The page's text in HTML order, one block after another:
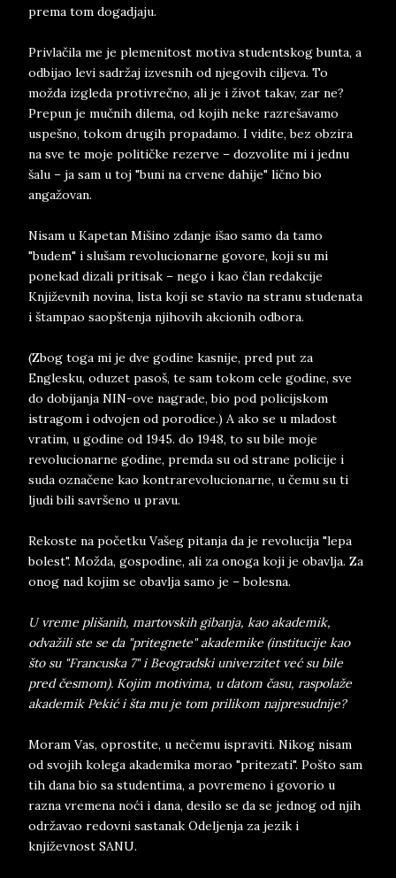
prema tom dogadjaju.
Privlačila me je plemenitost motiva studentskog bunta, a
odbijao levi sadržaj izvesnih od njegovih ciljeva. To
možda izgleda protivrečno, ali je i život takav, zar ne?
Prepun je mučnih dilema, od kojih neke razrešavamo
uspešno, tokom drugih propadamo. I vidite, bez obzira
na sve te moje političke rezerve – dozvolite mi i jednu
šalu – ja sam u toj "buni na crvene dahije" lično bio
angažovan.
Nisam u Kapetan Mišino zdanje išao samo da tamo
"budem" i slušam revolucionarne govore, koji su mi
ponekad dizali pritisak – nego i kao član redakcije
Književnih novina, lista koji se stavio na stranu studenata
i štampao saopštenja njihovih akcionih odbora.
(Zbog toga mi je dve godine kasnije, pred put za
Englesku, oduzet pasoš, te sam tokom cele godine, sve
do dobijanja NIN-ove nagrade, bio pod policijskom
istragom i odvojen od porodice.) A ako se u mladost
vratim, u godine od 1945. do 1948, to su bile moje
revolucionarne godine, premda su od strane policije i
suda označene kao kontrarevolucionarne, u čemu su ti
ljudi bili savršeno u pravu.
Rekoste na početku Vašeg pitanja da je revolucija "lepa
bolest". Možda, gospodine, ali za onoga koji je obavlja. Za
onog nad kojim se obavlja samo je – bolesna.
U vreme plišanih, martovskih gibanja, kao akademik,
odvažili ste se da "pritegnete" akademike (institucije kao
što su "Francuska 7" i Beogradski univerzitet već su bile
pred česmom). Kojim motivima, u datom času, raspolaže
akademik Pekić i šta mu je tom prilikom najpresudnije?
Moram Vas, oprostite, u nečemu ispraviti. Nikog nisam
od svojih kolega akademika morao "pritezati". Pošto sam
tih dana bio sa studentima, a povremeno i govorio u
razna vremena noći i dana, desilo se da se jednog od njih
održavao redovni sastanak Odeljenja za jezik i
književnost SANU.